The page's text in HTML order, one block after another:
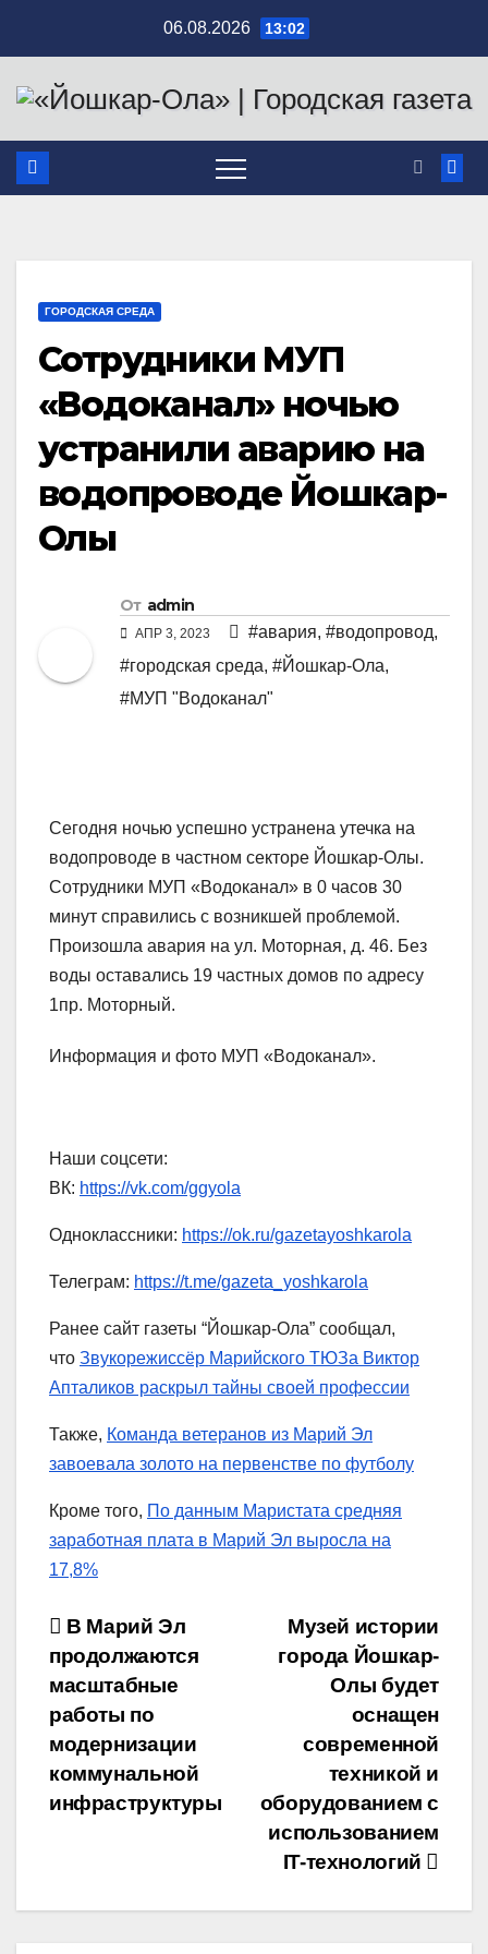
содержимому
06.08.2026 13:02
ГОРОДСКАЯ СРЕДА
Сотрудники МУП
«Водоканал» ночью
устранили аварию на
водопроводе Йошкар-
Олы
От admin
АПР 3, 2023 #авария, #водопровод,
#городская среда, #Йошкар-Ола,
#МУП "Водоканал"
Сегодня ночью успешно устранена утечка на
водопроводе в частном секторе Йошкар-Олы.
Сотрудники МУП «Водоканал» в 0 часов 30
минут справились с возникшей проблемой.
Произошла авария на ул. Моторная, д. 46. Без
воды оставались 19 частных домов по адресу
1пр. Моторный.
Информация и фото МУП «Водоканал».
Наши соцсети:
ВК: https://vk.com/ggyola
Одноклассники: https://ok.ru/gazetayoshkarola
Телеграм: https://t.me/gazeta_yoshkarola
Ранее сайт газеты “Йошкар-Ола” сообщал,
что Звукорежиссёр Марийского ТЮЗа Виктор
Апталиков раскрыл тайны своей профессии
Также, Команда ветеранов из Марий Эл
завоевала золото на первенстве по футболу
Кроме того, По данным Маристата средняя
заработная плата в Марий Эл выросла на
17,8%
Навигация
по
записям
Музей истории
города Йошкар-
Олы будет
оснащен
современной
техникой и
оборудованием с
использованием
IT-технологий
В Марий Эл
продолжаются
масштабные
работы по
модернизации
коммунальной
инфраструктуры